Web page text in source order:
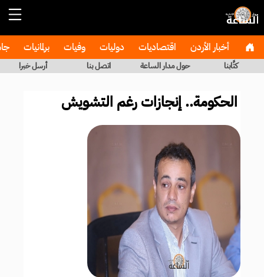
أخبار الأردن اقتصاديات دوليات وفيات برلمانيات
كتَّابنا حول مدار الساعة اتصل بنا أرسل خبرا
الحكومة.. إنجازات رغم التشويش